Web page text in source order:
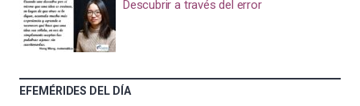
Descubrir a través del error
EFEMÉRIDES DEL DÍA